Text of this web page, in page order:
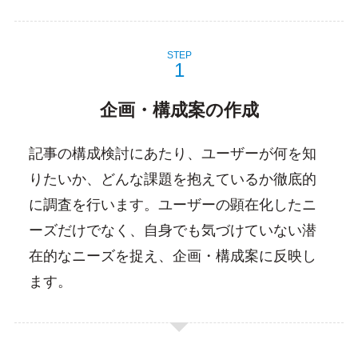
STEP
企画・構成案の作成
記事の構成検討にあたり、ユーザーが何を知
りたいか、どんな課題を抱えているか徹底的
に調査を行います。ユーザーの顕在化したニ
ーズだけでなく、自身でも気づけていない潜
在的なニーズを捉え、企画・構成案に反映し
ます。